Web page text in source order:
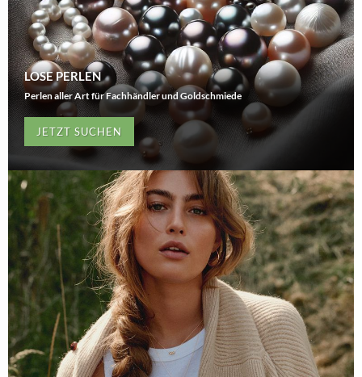
LOSE PERLEN
Perlen aller Art für Fachhändler und Goldschmiede
JETZT SUCHEN